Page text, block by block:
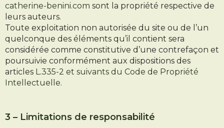
catherine-benini.com sont la propriété respective de
leurs auteurs.
Toute exploitation non autorisée du site ou de l’un
quelconque des éléments qu’il contient sera
considérée comme constitutive d’une contrefaçon et
poursuivie conformément aux dispositions des
articles L.335-2 et suivants du Code de Propriété
Intellectuelle.
3 – Limitations de responsabilité